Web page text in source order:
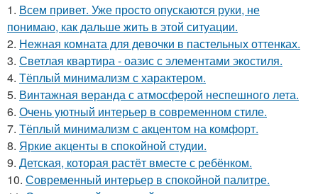
1. Всем привет. Уже просто опускаются руки, не
понимаю, как дальше жить в этой ситуации.
2. Нежная комната для девочки в пастельных оттенках.
3. Светлая квартира - оазис с элементами экостиля.
4. Тёплый минимализм с характером.
5. Винтажная веранда с атмосферой неспешного лета.
6. Очень уютный интерьер в современном стиле.
7. Тёплый минимализм с акцентом на комфорт.
8. Яркие акценты в спокойной студии.
9. Детская, которая растёт вместе с ребёнком.
10. Современный интерьер в спокойной палитре.